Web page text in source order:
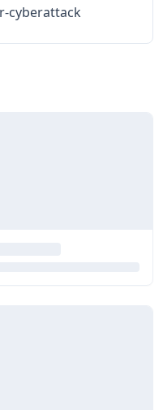
cyberattack